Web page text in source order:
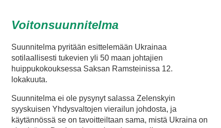
Voitonsuunnitelma
Suunnitelma pyritään esittelemään Ukrainaa
sotilaallisesti tukevien yli 50 maan johtajien
huippukokouksessa Saksan Ramsteinissa 12.
lokakuuta.
Suunnitelma ei ole pysynyt salassa Zelenskyin
syyskuisen Yhdysvaltojen vierailun johdosta, ja
käytännössä se on tavoitteiltaan sama, mistä Ukraina on